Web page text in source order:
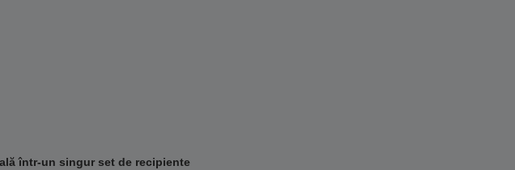
într-un singur set de recipiente